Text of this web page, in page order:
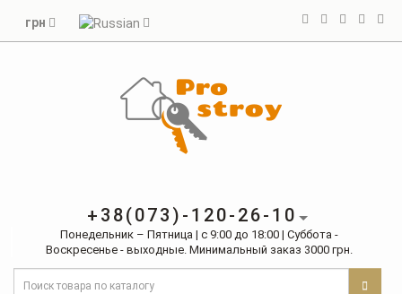
грн
+38(073)-120-26-10
Понедельник – Пятница | с 9:00 до 18:00 | Суббота -
Воскресенье - выходные. Минимальный заказ 3000 грн.